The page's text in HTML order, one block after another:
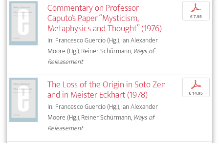
Commentary on Professor
Caputo’s Paper “Mysticism,
Metaphysics and Thought” (1976)
In: Francesco Guercio (Hg.), Ian Alexander
Moore (Hg.), Reiner Schürmann,Ways of
Releasement
p
€ 7,95
The Loss of the Origin in Soto Zen
and in Meister Eckhart (1978)
In: Francesco Guercio (Hg.), Ian Alexander
Moore (Hg.), Reiner Schürmann,Ways of
Releasement
p
€ 14,95